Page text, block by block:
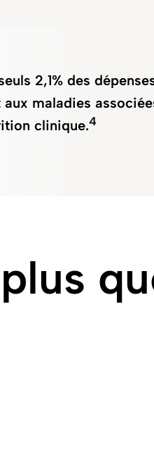
2,1% des
maladies
clinique.4